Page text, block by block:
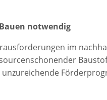
notwendig
im